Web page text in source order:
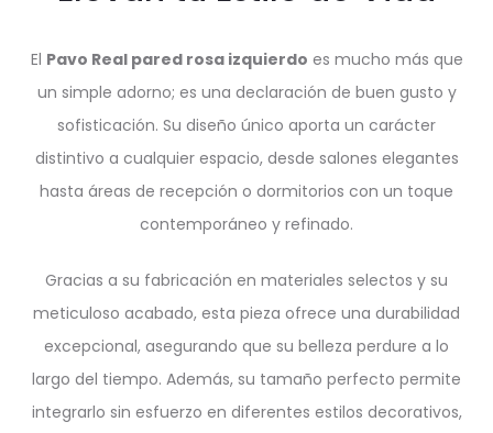
El Pavo Real pared rosa izquierdo es mucho más que
un simple adorno; es una declaración de buen gusto y
sofisticación. Su diseño único aporta un carácter
distintivo a cualquier espacio, desde salones elegantes
hasta áreas de recepción o dormitorios con un toque
contemporáneo y refinado.
Gracias a su fabricación en materiales selectos y su
meticuloso acabado, esta pieza ofrece una durabilidad
excepcional, asegurando que su belleza perdure a lo
largo del tiempo. Además, su tamaño perfecto permite
integrarlo sin esfuerzo en diferentes estilos decorativos,